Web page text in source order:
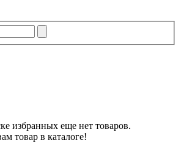
избранных еще нет товаров.
товар в каталоге!